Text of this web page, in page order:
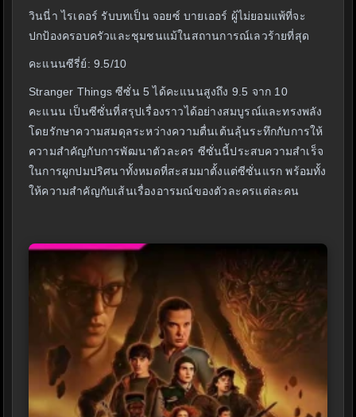
วินนี่า ไรเดอร์ รับบทเป็น จอยซ์ บายเออร์ ผู้ไม่ยอมแพ้ที่จะ
ปกป้องครอบครัวและชุมชนแม้ในสถานการณ์เลวร้ายที่สุด
คะแนนซีรี่ย์: 9.5/10
Stranger Things ซีซั่น 5 ได้คะแนนสูงถึง 9.5 จาก 10
คะแนน เป็นซีซั่นที่สรุปเรื่องราวได้อย่างสมบูรณ์และทรงพลัง
โดยรักษาความสมดุลระหว่างความตื่นเต้นลุ้นระทึกกับการให้
ความสำคัญกับการพัฒนาตัวละคร ซีซั่นนี้ประสบความสำเร็จ
ในการผูกปมปริศนาทั้งหมดที่สะสมมาตั้งแต่ซีซั่นแรก พร้อมทั้ง
ให้ความสำคัญกับเส้นเรื่องอารมณ์ของตัวละครแต่ละคน